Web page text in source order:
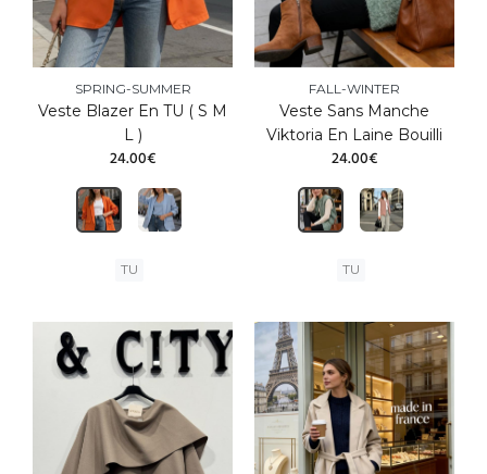
SPRING-SUMMER
Veste Blazer En TU ( S M
L )
24.00€
TU
FALL-WINTER
Veste Sans Manche
Viktoria En Laine Bouilli
24.00€
TU